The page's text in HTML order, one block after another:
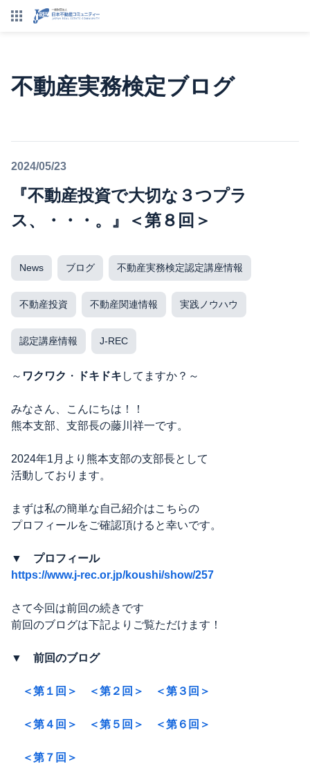
不動産実務検定ブログ
2024/05/23
『不動産投資で大切な３つプラ
ス、・・・。』＜第８回＞
News ブログ 不動産実務検定認定講座情報
不動産投資 不動産関連情報 実践ノウハウ
認定講座情報 J-REC
～ ワクワク ・ ドキドキ してますか？～
みなさん、こんにちは！！
熊本支部、支部長の藤川祥一です。
2024年1月より熊本支部の支部長として
活動しております。
まずは私の簡単な自己紹介はこちらの
プロフィールをご確認頂けると幸いです。
▼ プロフィール
https://www.j-rec.or.jp/koushi/show/257
さて今回は前回の続きです
前回のブログは下記よりご覧ただけます！
▼ 前回のブログ
＜第１回＞ ＜第２回＞ ＜第３回＞
＜第４回＞ ＜第５回＞ ＜第６回＞
＜第７回＞